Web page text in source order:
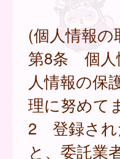
(個人情報の
第8条 個人
人情報の保
理に努めて
2 登録され
と、委託業